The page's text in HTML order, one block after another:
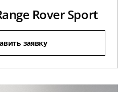
Rover Sport
заявку